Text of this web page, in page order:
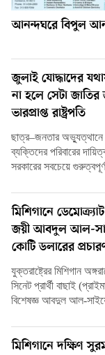
আনন্দঘরে বিপুল
জুলাই যোদ্ধাদের
না হলে সেটা
ভারপ্রাপ্ত রাষ্ট্রপতি
ছাত্র–জনতার অভ্যুত্থানে
ব্যক্তিদের পরিবারের
সরকারের সবচেয়ে
মিশিগানে
জয়ী আবদুল আল-
কোটি ডলারের
যুক্তরাষ্ট্রের মিশিগান
সিনেট প্রার্থী বাছাই
বিশেষজ্ঞ আবদুল আল-
মিশিগানে দক্ষিণ